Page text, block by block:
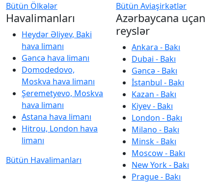
Bütün Ölkələr
Bütün Aviaşirkətlər
Havalimanları
Heydər Əliyev, Baki
hava limanı
Gəncə hava limanı
Domodedovo,
Moskva hava limanı
Şeremetyevo, Moskva
hava limanı
Astana hava limanı
Hitrou, London hava
limanı
Bütün Havalimanları
Azərbaycana uçan
reyslər
Ankara - Bakı
Dubai - Bakı
Gəncə - Bakı
İstanbul - Bakı
Kazan - Bakı
Kiyev - Bakı
London - Bakı
Milano - Bakı
Minsk - Bakı
Moscow - Bakı
New York - Bakı
Prague - Bakı